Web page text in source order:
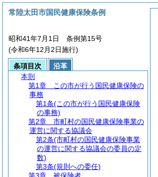
常陸太田市国民健康保険条例
昭和41年7月1日 条例第15号
(令和6年12月2日施行)
条項目次
沿革
本則
第1章
この市が行う国民健康保険の
事務
第1条(この市が行う国民健康保険
の事務)
第2章
市町村の国民健康保険事業の
運営に関する協議会
第2条(市町村の国民健康保険事業
の運営に関する協議会の委員の定
数)
第3条(規則への委任)